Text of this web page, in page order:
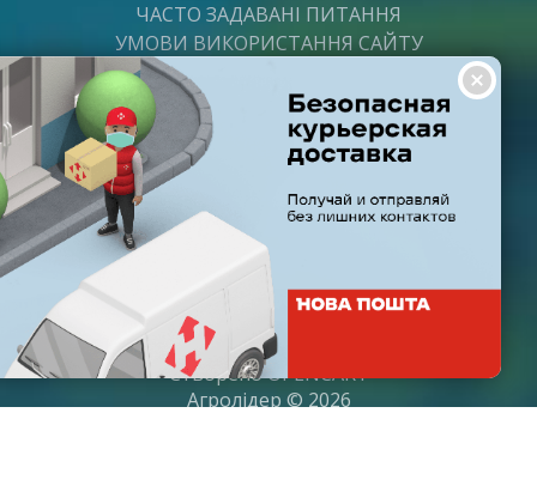
ЧАСТО ЗАДАВАНІ ПИТАННЯ
УМОВИ ВИКОРИСТАННЯ САЙТУ
ПОСТАЧАЛЬНИКАМ
ПАРТНЕРИ
ГРАФІК РОБОТИ
Пн-Пт: з 8:00 до 21:00
Субота: з 9:00 до 20:00
Неділя: з 10:00 до 19:00
СтвореноOPENCART
Агролідер © 2026